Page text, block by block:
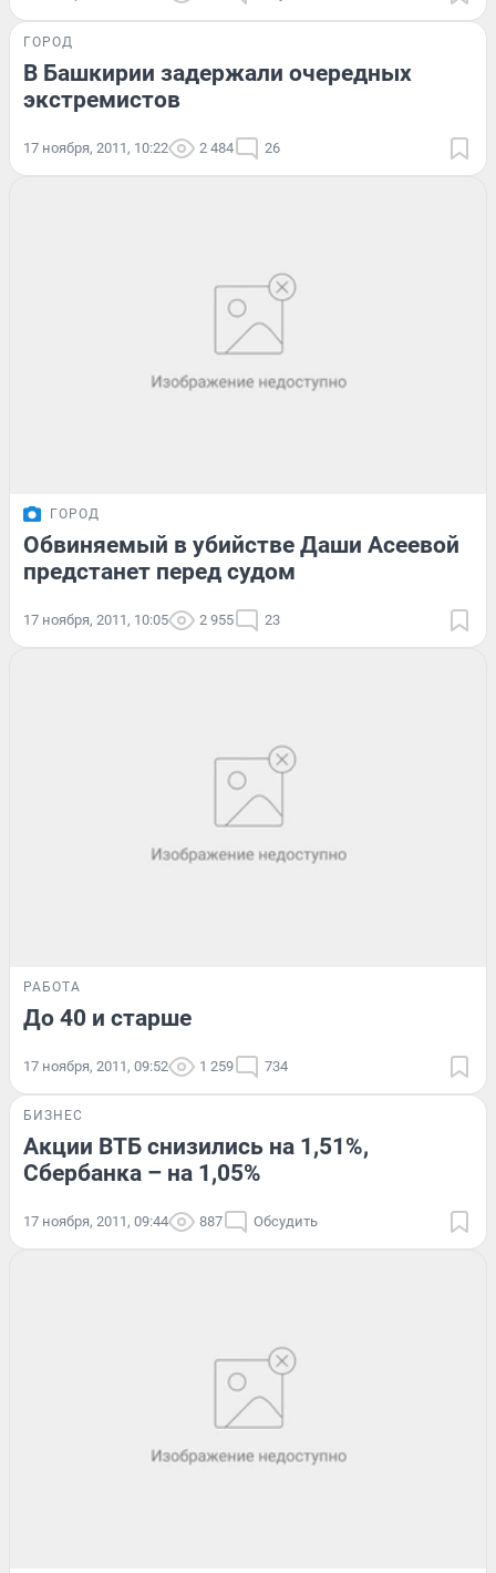
ГОРОД
В Башкирии задержали очередных
экстремистов
17 ноября, 2011, 10:22 2 484 26
ГОРОД
Обвиняемый в убийстве Даши Асеевой
предстанет перед судом
17 ноября, 2011, 10:05 2 955 23
РАБОТА
До 40 и старше
17 ноября, 2011, 09:52 1 259 734
БИЗНЕС
Акции ВТБ снизились на 1,51%,
Сбербанка – на 1,05%
17 ноября, 2011, 09:44 887 Обсудить